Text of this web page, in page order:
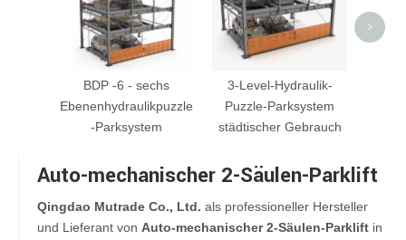
BDP -6 - sechs
Ebenenhydraulikpuzzle
-Parksystem
3-Level-Hydraulik-
Puzzle-Parksystem
städtischer Gebrauch
>
Auto-mechanischer 2-Säulen-Parklift
Qingdao Mutrade Co., Ltd. als professioneller Hersteller
und Lieferant von Auto-mechanischer 2-Säulen-Parklift in